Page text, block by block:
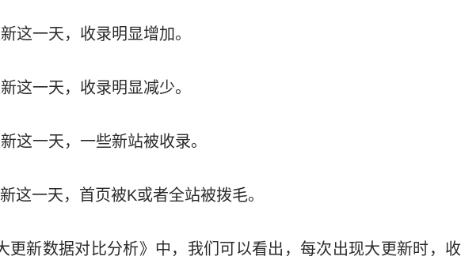
这一天，收录明显增加。
这一天，收录明显减少。
这一天，一些新站被收录。
这一天，首页被K或者全站被拨毛。
更新数据对比分析》中，我们可以看出，每次出现大更新时，收